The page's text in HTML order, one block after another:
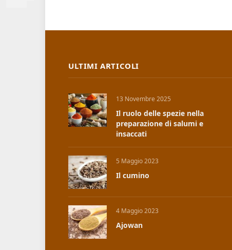
ULTIMI ARTICOLI
13 Novembre 2025
Il ruolo delle spezie nella
preparazione di salumi e
insaccati
5 Maggio 2023
Il cumino
4 Maggio 2023
Ajowan